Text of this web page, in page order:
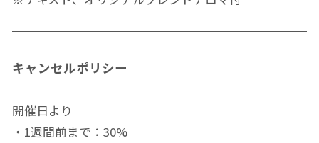
キャンセルポリシー
開催日より
・1週間前まで：30%